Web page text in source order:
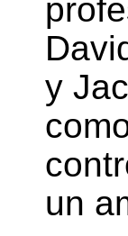
y
un